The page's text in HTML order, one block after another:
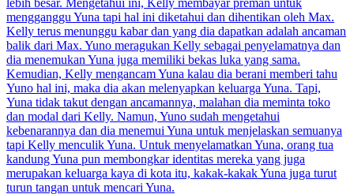
Kaya Mendadak Berkat Sumur Ajaib
70 Episodes
Erik, putra Keluarga Seno yang telah lama hilang, kembali
ditemukan oleh Keluarga Seno. Namun, putra angkat Keluarga
Seno, Edy, karena takut Erik mencuri kasih sayangnya, Edy terus
menjebaknya, membuat anggota Keluarga Seno membencinya. Erik
akhirnya dibakar hidup-hidup oleh kakaknya sendiri. Anehnya, Erik
terlahir kembali lima tahun sebelumnya pada hari Keluarga Seno
mengirimnya ke desa. Dalam kehidupan keduanya ini, Erik